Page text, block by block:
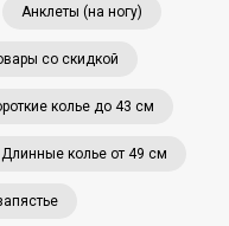
Анклеты (на ногу)
со скидкой
колье до 43 см
Длинные колье от 49 см